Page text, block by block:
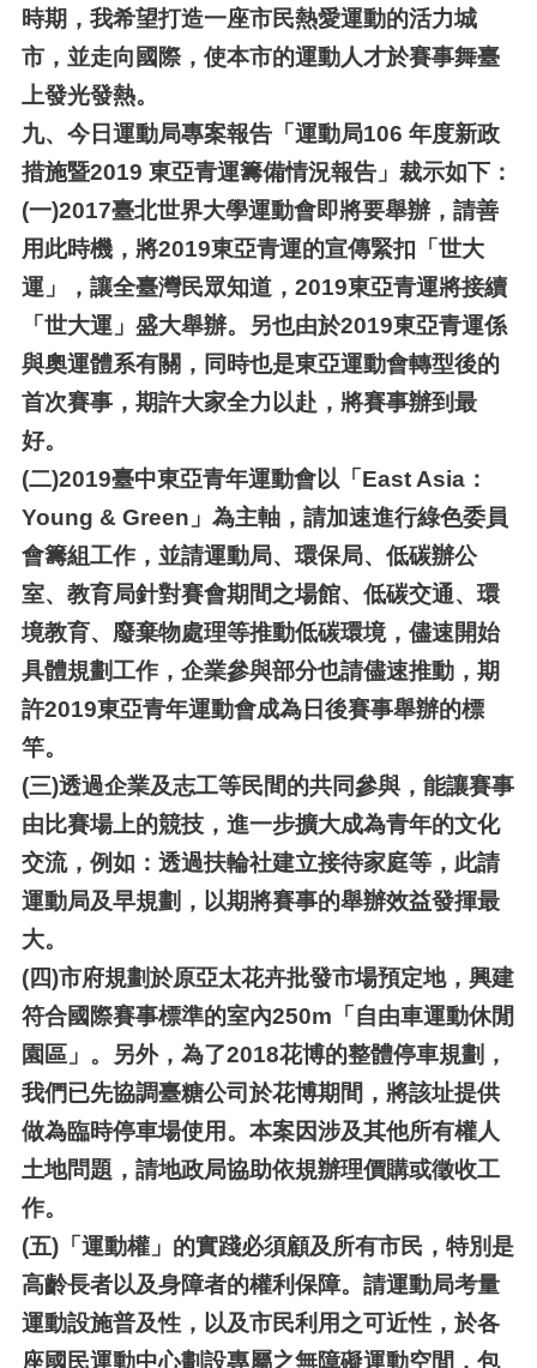
時期，我希望打造一座市民熱愛運動的活力城
市，並走向國際，使本市的運動人才於賽事舞臺
上發光發熱。
九、 今日運動局專案報告「運動局106 年度新政
措施暨2019 東亞青運籌備情況報告」裁示如下：
(一)2017臺北世界大學運動會即將要舉辦，請善
用此時機，將2019東亞青運的宣傳緊扣「世大
運」，讓全臺灣民眾知道，2019東亞青運將接續
「世大運」盛大舉辦。另也由於2019東亞青運係
與奧運體系有關，同時也是東亞運動會轉型後的
首次賽事，期許大家全力以赴，將賽事辦到最
好。
(二)2019臺中東亞青年運動會以「East Asia：
Young & Green」為主軸，請加速進行綠色委員
會籌組工作，並請運動局、環保局、低碳辦公
室、教育局針對賽會期間之場館、低碳交通、環
境教育、廢棄物處理等推動低碳環境，儘速開始
具體規劃工作，企業參與部分也請儘速推動，期
許2019東亞青年運動會成為日後賽事舉辦的標
竿。
(三)透過企業及志工等民間的共同參與，能讓賽事
由比賽場上的競技，進一步擴大成為青年的文化
交流，例如：透過扶輪社建立接待家庭等，此請
運動局及早規劃，以期將賽事的舉辦效益發揮最
大。
(四)市府規劃於原亞太花卉批發市場預定地，興建
符合國際賽事標準的室內250m「自由車運動休閒
園區」。另外，為了2018花博的整體停車規劃，
我們已先協調臺糖公司於花博期間，將該址提供
做為臨時停車場使用。本案因涉及其他所有權人
土地問題，請地政局協助依規辦理價購或徵收工
作。
(五)「運動權」的實踐必須顧及所有市民，特別是
高齡長者以及身障者的權利保障。請運動局考量
運動設施普及性，以及市民利用之可近性，於各
座國民運動中心劃設專屬之無障礙運動空間，包